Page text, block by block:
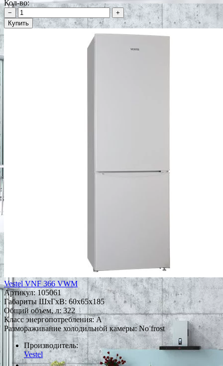
Кол-во:
−
+
Купить
Vestel VNF 366 VWM
Артикул:105061
Габариты ШxГxВ: 60x65x185
Общий объем, л: 322
Класс энергопотребления: A
Размораживание холодильной камеры: No frost
Производитель:
Vestel